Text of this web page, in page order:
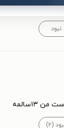
۱۳سالمه
(۲)